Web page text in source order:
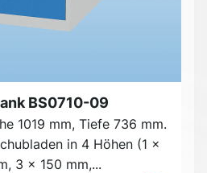
BS0710-09
1019 mm, Tiefe 736 mm.
in 4 Höhen (1 x
3 x 150 mm,...